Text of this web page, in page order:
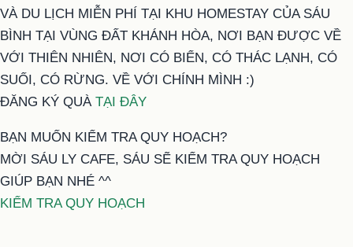
VÀ DU LỊCH MIỄN PHÍ TẠI KHU HOMESTAY CỦA SÁU
BÌNH TẠI VÙNG ĐẤT KHÁNH HÒA, NƠI BẠN ĐƯỢC VỀ
VỚI THIÊN NHIÊN, NƠI CÓ BIỂN, CÓ THÁC LẠNH, CÓ
SUỐI, CÓ RỪNG. VỀ VỚI CHÍNH MÌNH :)
ĐĂNG KÝ QUÀ TẠI ĐÂY
BẠN MUỐN KIỂM TRA QUY HOẠCH?
MỜI SÁU LY CAFE, SÁU SẼ KIỂM TRA QUY HOẠCH
GIÚP BẠN NHÉ ^^
KIỂM TRA QUY HOẠCH